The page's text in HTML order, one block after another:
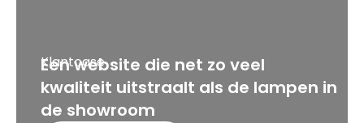
Klantcase
Een website die net zo veel
kwaliteit uitstraalt als de lampen in
de showroom